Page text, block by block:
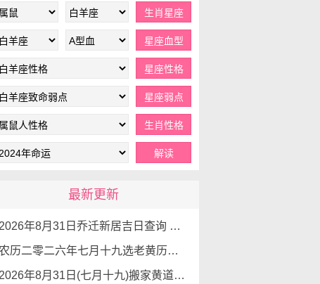
最新更新
2026年8月31日乔迁新居吉日查询 乔迁新居有什么讲究
农历二零二六年七月十九选老黄历入宅 2026年8月31日这天可以入宅搬家吗
2026年8月31日(七月十九)搬家黄道吉日 是搬家的好日子吗